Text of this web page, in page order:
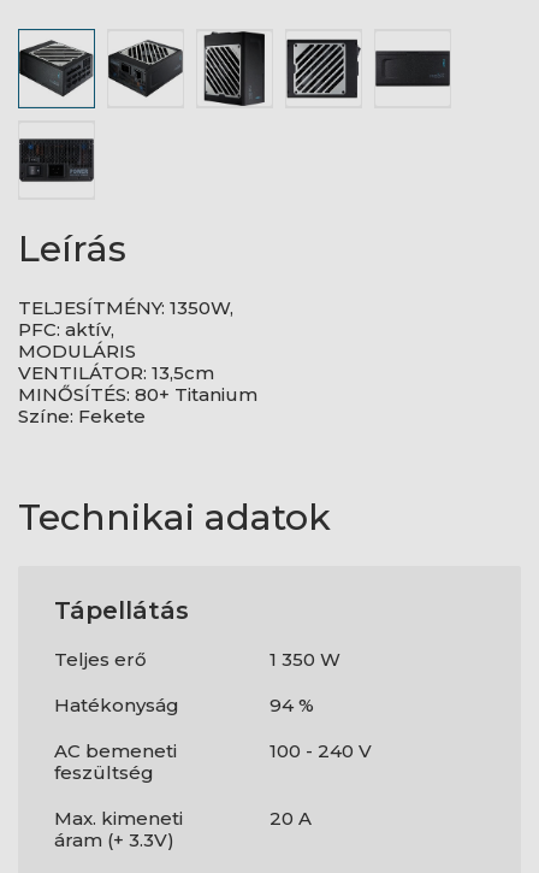
Leírás
TELJESÍTMÉNY: 1350W,
PFC: aktív,
MODULÁRIS
VENTILÁTOR: 13,5cm
MINŐSÍTÉS: 80+ Titanium
Színe: Fekete
Technikai adatok
Tápellátás
Teljes erő
1 350 W
Hatékonyság
94 %
AC bemeneti
feszültség
100 - 240 V
Max. kimeneti
áram (+ 3.3V)
20 A